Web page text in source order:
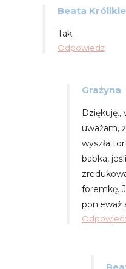
Beata
Tak.
Odpowiedz
Grażyna
Dziękuję.,
uważam,
wyszła
babka,
foremkę.
ponieważ